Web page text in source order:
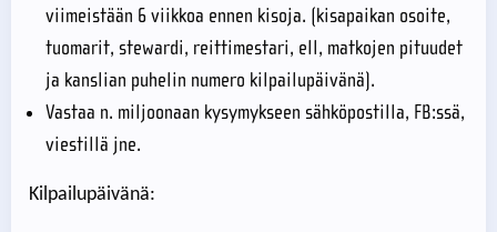
viimeistään 6 viikkoa ennen kisoja. (kisapaikan osoite,
tuomarit, stewardi, reittimestari, ell, matkojen pituudet
ja kanslian puhelin numero kilpailupäivänä).
Vastaa n. miljoonaan kysymykseen sähköpostilla, FB:ssä,
viestillä jne.
Kilpailupäivänä: